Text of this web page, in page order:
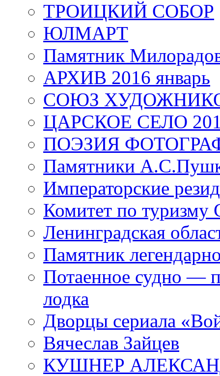
ТРОИЦКИЙ СОБОР
ЮЛМАРТ
Памятник
АРХИВ 2016 январь
СОЮЗ
ЦАРСКОЕ СЕЛО
ПОЭЗИЯ
Памятники
Императорские
Комитет по туризму
Ленинградская
Памятник
Потаенное судно —
лодка
Дворцы сериала
Вячеслав Зайцев
КУШНЕР